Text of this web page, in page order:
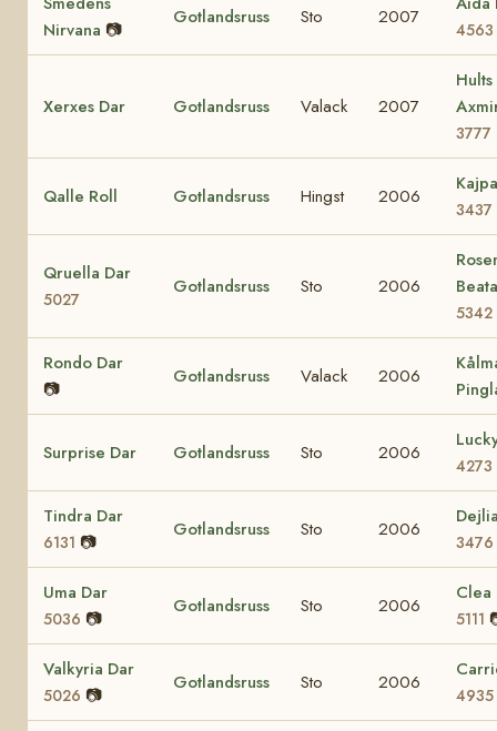
Nirvana 📷
Gotlandsruss Sto 2007
4563
Xerxes Dar Gotlandsruss Valack 2007
Hults
3777
Qalle Roll Gotlandsruss Hingst 2006
Kajpa
3437
Qruella Dar
5027
Gotlandsruss Sto 2006
Beata
5342
Rondo Dar
📷
Gotlandsruss Valack 2006
Surprise Dar Gotlandsruss Sto 2006
4273
Tindra Dar
6131 📷
Gotlandsruss Sto 2006
3476
Uma Dar
5036 📷
Gotlandsruss Sto 2006
Clea
5111
Valkyria Dar
5026 📷
Gotlandsruss Sto 2006
4935